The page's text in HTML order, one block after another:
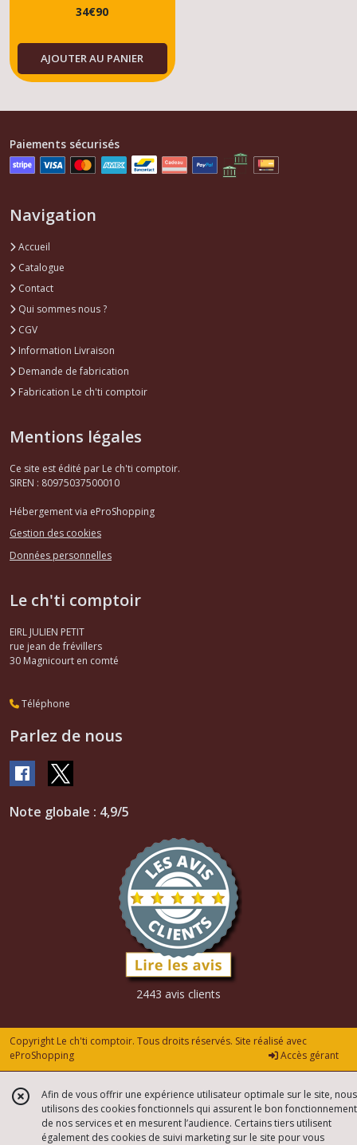
34€90
AJOUTER AU PANIER
Alternateurs
309
(1)
les
résultats
Paiements sécurisés
Navigation
Accueil
Catalogue
Contact
Qui sommes nous ?
CGV
Information Livraison
Demande de fabrication
Fabrication Le ch'ti comptoir
Mentions légales
Ce site est édité par Le ch'ti comptoir.
SIREN : 80975037500010
Hébergement via eProShopping
Gestion des cookies
Données personnelles
Le ch'ti comptoir
EIRL JULIEN PETIT
rue jean de frévillers
30 Magnicourt en comté
Téléphone
Parlez de nous
Note globale : 4,9/5
2443 avis clients
Copyright Le ch'ti comptoir. Tous droits réservés. Site réalisé avec
eProShopping
Accès gérant
Afin de vous offrir une expérience utilisateur optimale sur le site, nous
utilisons des cookies fonctionnels qui assurent le bon fonctionnement
de nos services et en mesurent l’audience. Certains tiers utilisent
également des cookies de suivi marketing sur le site pour vous